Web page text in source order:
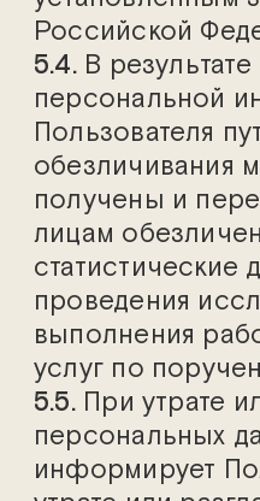
Российской
5.4.В результате
персональной
Пользователя
обезличивания
получены и
лицам
статистические
проведения
выполнения
услуг по
5.5.При утрате
персональных
информирует